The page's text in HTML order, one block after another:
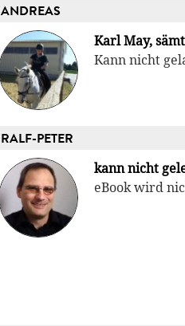
ANDREAS
Karl May,
Kann nicht
RALF-PETER
kann nicht
eBook wird